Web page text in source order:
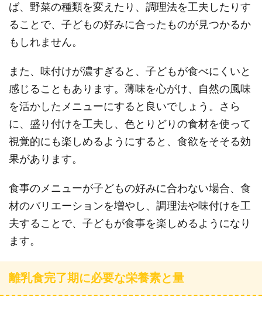
ば、野菜の種類を変えたり、調理法を工夫したりす
ることで、子どもの好みに合ったものが見つかるか
もしれません。
また、味付けが濃すぎると、子どもが食べにくいと
感じることもあります。薄味を心がけ、自然の風味
を活かしたメニューにすると良いでしょう。さら
に、盛り付けを工夫し、色とりどりの食材を使って
視覚的にも楽しめるようにすると、食欲をそそる効
果があります。
食事のメニューが子どもの好みに合わない場合、食
材のバリエーションを増やし、調理法や味付けを工
夫することで、子どもが食事を楽しめるようになり
ます。
離乳食完了期に必要な栄養素と量